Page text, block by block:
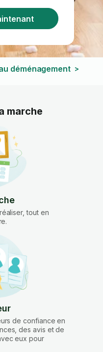
déménagement >
marche
tout en
de confiance en
des avis et de
eux pour